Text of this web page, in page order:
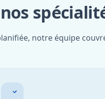
notre équipe